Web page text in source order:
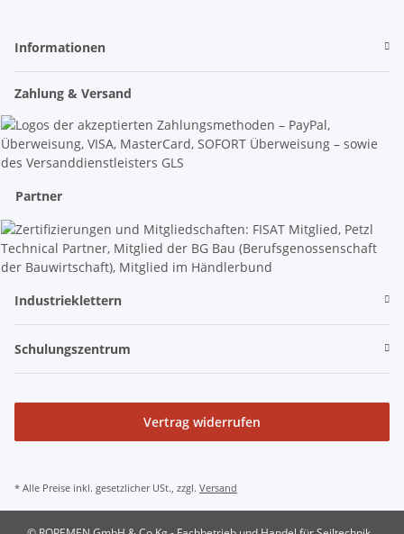
Informationen
Zahlung & Versand
Partner
Industrieklettern
Schulungszentrum
Vertrag widerrufen
* Alle Preise inkl. gesetzlicher USt., zzgl. Versand